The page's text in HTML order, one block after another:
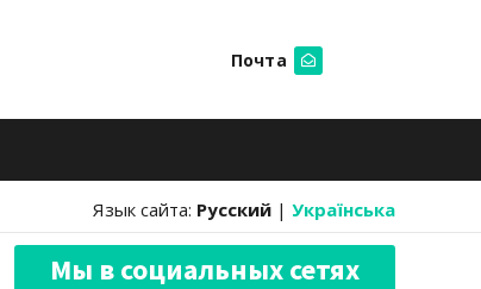
Почта
Язык сайта: Русский | Українська
Мы в социальных сетях